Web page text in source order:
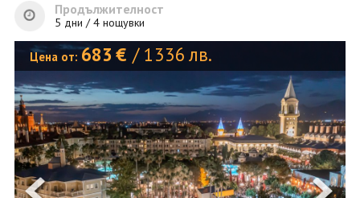
ЕКСКУРЗИИ
ОЩЕ
ЗА НАС
КОНТАКТИ
ФИРМЕНИ ДОКУМЕНТИ
0700 144 34 Запитване
Продължителност
5 дни / 4 нощувки
Цена от: 683 € / 1336 лв.